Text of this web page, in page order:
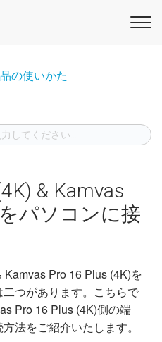
の使いかた
& Kamvas
パソコンに接
Pro 16 Plus (4K)を
つがあります。 こちらで
Pro 16 Plus (4K)側の端
法をご紹介いたします。